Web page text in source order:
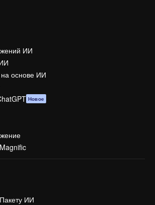
ИИ
на основе ИИ
Новое
ИИ